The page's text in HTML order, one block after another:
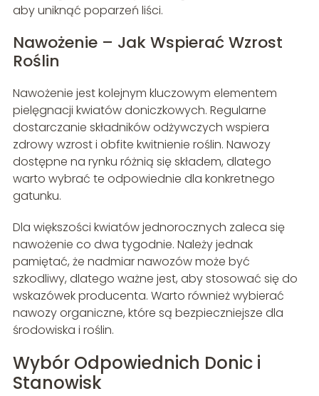
aby uniknąć poparzeń liści.
Nawożenie – Jak Wspierać Wzrost
Roślin
Nawożenie jest kolejnym kluczowym elementem
pielęgnacji kwiatów doniczkowych. Regularne
dostarczanie składników odżywczych wspiera
zdrowy wzrost i obfite kwitnienie roślin. Nawozy
dostępne na rynku różnią się składem, dlatego
warto wybrać te odpowiednie dla konkretnego
gatunku.
Dla większości kwiatów jednorocznych zaleca się
nawożenie co dwa tygodnie. Należy jednak
pamiętać, że nadmiar nawozów może być
szkodliwy, dlatego ważne jest, aby stosować się do
wskazówek producenta. Warto również wybierać
nawozy organiczne, które są bezpieczniejsze dla
środowiska i roślin.
Wybór Odpowiednich Donic i
Stanowisk